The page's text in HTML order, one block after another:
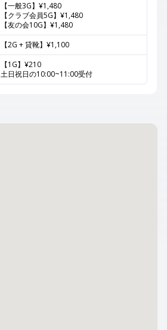
【一般3G】¥1,480
【クラブ会員5G】¥1,480
【友の会10G】¥1,480
【2G + 貸靴】¥1,100
【1G】¥210
土日祝日の10:00~11:00受付